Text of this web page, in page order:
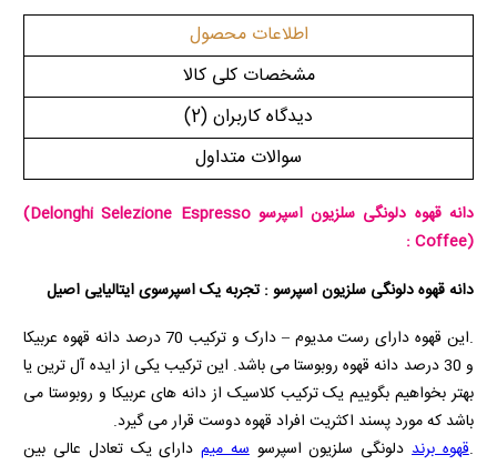
اطلاعات محصول
مشخصات کلی کالا
دیدگاه کاربران(2)
سوالات متداول
دانه قهوه دلونگی سلزیون اسپرسو(Delonghi Selezione Espresso
Coffee)
:
دانه قهوه دلونگی سلزیون اسپرسو : تجربه یک اسپرسوی ایتالیایی اصیل
.این قهوه دارای رست مدیوم – دارک و ترکیب 70 درصد دانه قهوه عربیکا
و 30 درصد دانه قهوه روبوستا می باشد. این ترکیب یکی از ایده آل ترین یا
بهتر بخواهیم بگوییم یک ترکیب کلاسیک از دانه های عربیکا و روبوستا می
باشد که مورد پسند اکثریت افراد قهوه دوست قرار می گیرد.
.قهوه برنددلونگی سلزیون اسپرسوسه میمدارای یک تعادل عالی بین